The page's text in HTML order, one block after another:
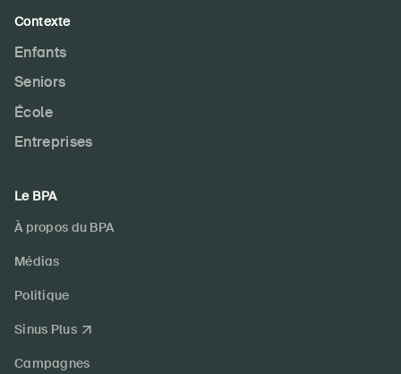
Contexte
Enfants
Seniors
École
Entreprises
Le BPA
À propos du BPA
Médias
Politique
Sinus Plus
Campagnes